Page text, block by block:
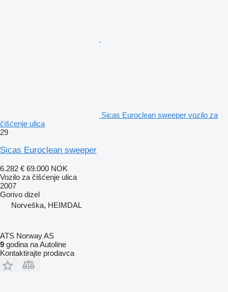
Sicas Euroclean sweeper vozilo za
čišćenje ulica
29
Sicas Euroclean sweeper
6.282 € 69.000 NOK
Vozilo za čišćenje ulica
2007
Gorivo dizel
Norveška, HEIMDAL
ATS Norway AS
9 godina na Autoline
Kontaktirajte prodavca